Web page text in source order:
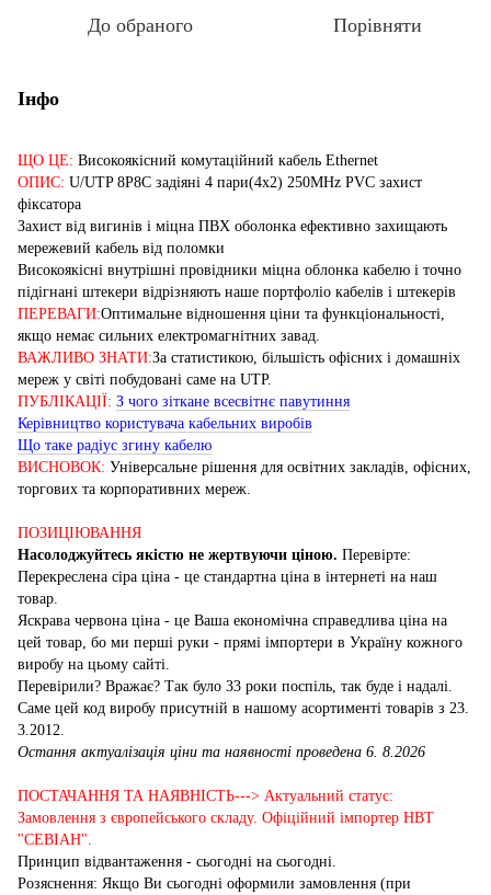
До обраного Порівняти
Інфо
ЩО ЦЕ: Високоякісний комутаційний кабель Ethernet
ОПИС: U/UTP 8P8C задіяні 4 пари(4x2) 250MHz PVC захист
фіксатора
Захист від вигинів і міцна ПВХ оболонка ефективно захищають
мережевий кабель від поломки
Високоякісні внутрішні провідники міцна облонка кабелю і точно
підігнані штекери відрізняють наше портфоліо кабелів і штекерів
ПЕРЕВАГИ:Оптимальне відношення ціни та функціональності,
якщо немає сильних електромагнітних завад.
ВАЖЛИВО ЗНАТИ:За статистикою, більшість офісних і домашніх
мереж у світі побудовані саме на UTP.
ПУБЛІКАЦІЇ: З чого зіткане всесвітнє павутиння
Керівництво користувача кабельних виробів
Що таке радіус згину кабелю
ВИСНОВОК: Універсальне рішення для освітних закладів, офісних,
торгових та корпоративних мереж.
ПОЗИЦІЮВАННЯ
Насолоджуйтесь якістю не жертвуючи ціною. Перевірте:
Перекреслена сіра ціна - це стандартна ціна в інтернеті на наш
товар.
Яскрава червона ціна - це Ваша економічна справедлива ціна на
цей товар, бо ми перші руки - прямі імпортери в Україну кожного
виробу на цьому сайті.
Перевірили? Вражає? Так було 33 роки поспіль, так буде і надалі.
Саме цей код виробу присутній в нашому асортименті товарів з 23.
3.2012.
Остання актуалізація ціни та наявності проведена 6. 8.2026
ПОСТАЧАННЯ ТА НАЯВНІСТЬ---> Актуальний статус:
Замовлення з європейського складу. Офіційний імпортер НВТ
"СЕВІАН".
Принцип відвантаження - сьогодні на сьогодні.
Розяснення: Якщо Ви сьогодні оформили замовлення (при